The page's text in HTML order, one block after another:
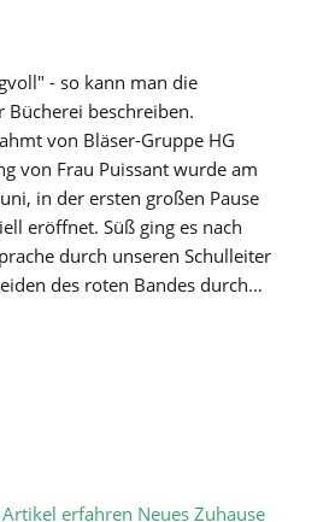
- so kann man die
Bücherei beschreiben.
von Bläser-Gruppe HG
von Frau Puissant wurde am
in der ersten großen Pause
eröffnet. Süß ging es nach
durch unseren Schulleiter
des roten Bandes durch…